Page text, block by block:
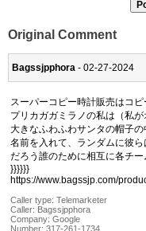
Original Comment
Bagssjpphora - 02-27-2024
スーパーコピー時計販売はコ
プリカガガミラノの私は（私
大きなふわふわサンタの帽子
名前を入れて、ランダムに彼
だろう誰のために相互に各チ
}}}}}}
https://www.bagssjp.com/
Caller type: Telemarketer
Caller: Bagssjpphora
Company: Google
Number: 317-261-1734